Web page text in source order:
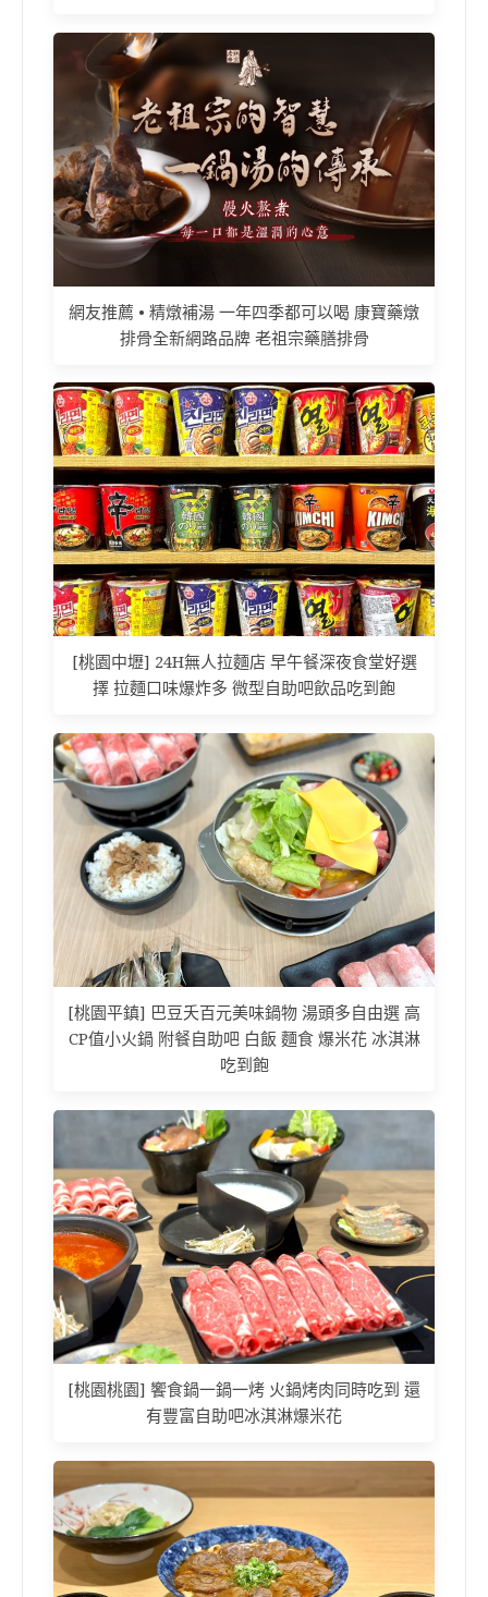
網友推薦 • 精燉補湯 一年四季都可以喝 康寶藥燉
排骨全新網路品牌 老祖宗藥膳排骨
[桃園中壢] 24H無人拉麵店 早午餐深夜食堂好選
擇 拉麵口味爆炸多 微型自助吧飲品吃到飽
[桃園平鎮] 巴豆夭百元美味鍋物 湯頭多自由選 高
CP值小火鍋 附餐自助吧 白飯 麵食 爆米花 冰淇淋
吃到飽
[桃園桃園] 饗食鍋一鍋一烤 火鍋烤肉同時吃到 還
有豐富自助吧冰淇淋爆米花